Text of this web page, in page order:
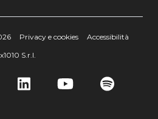
Privacy e cookies
Accessibilità
S.r.l.